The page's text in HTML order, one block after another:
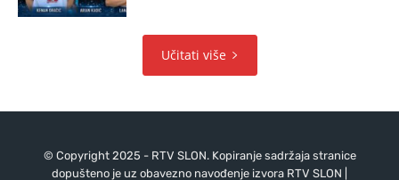
Učitati više
© Copyright 2025 - RTV SLON. Kopiranje sadržaja stranice
dopušteno je uz obavezno navođenje izvora RTV SLON |